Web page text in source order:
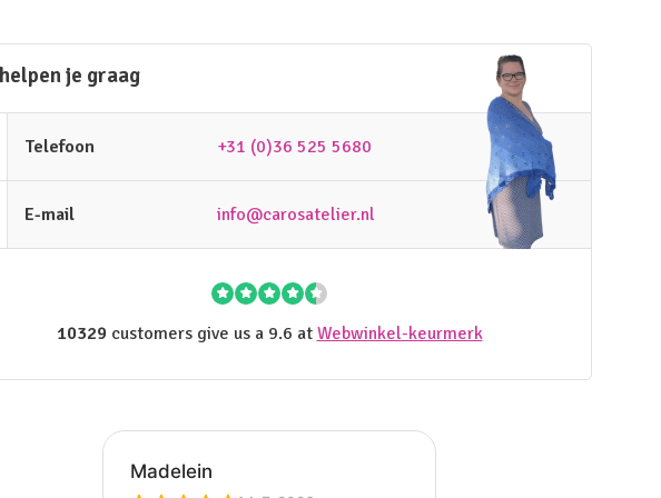
je graag
Telefoon +31 (0)36 525 5680
E-mail info@carosatelier.nl
10329customers give us a 9.6 at Webwinkel-keurmerk